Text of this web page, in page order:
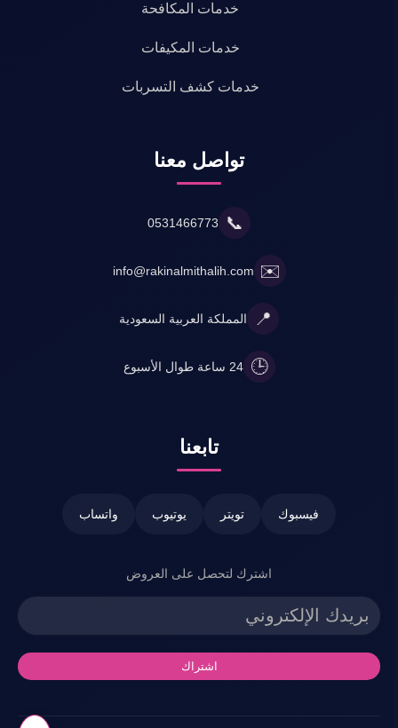
خدمات المكافحة
خدمات المكيفات
خدمات كشف التسربات
تواصل معنا
📞
0531466773
✉️
info@rakinalmithalih.com
📍 المملكة العربية السعودية
🕒 24 ساعة طوال الأسبوع
تابعنا
فيسبوك تويتر يوتيوب واتساب
اشترك لتحصل على العروض
اشتراك